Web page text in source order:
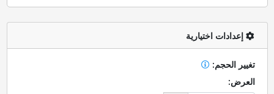
إعدادات اختيارية
تغيير الحجم:
العرض: